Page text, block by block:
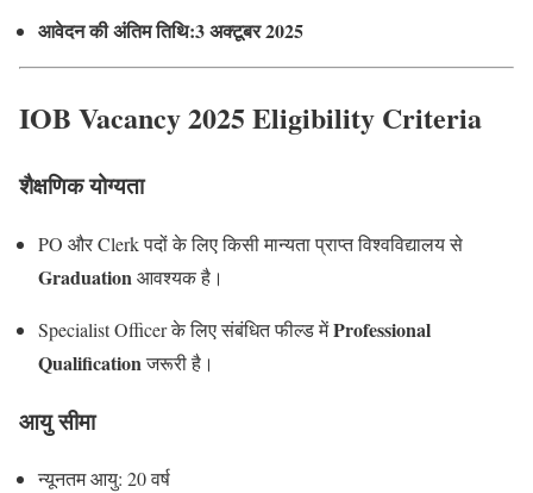
आवेदन की अंतिम तिथि:3 अक्टूबर 2025
IOB Vacancy 2025 Eligibility Criteria
शैक्षणिक योग्यता
PO और Clerk पदों के लिए किसी मान्यता प्राप्त विश्वविद्यालय से
Graduationआवश्यक है।
Specialist Officer के लिए संबंधित फील्ड मेंProfessional
Qualificationजरूरी है।
आयु सीमा
न्यूनतम आयु: 20 वर्ष